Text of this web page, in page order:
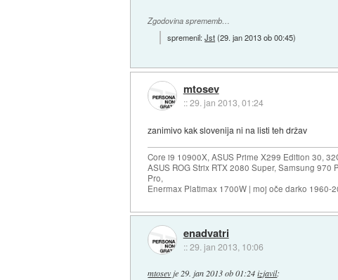
Zgodovina sprememb…
spremenil:Jst(29. jan 2013 ob 00:45)
mtosev
::29. jan 2013, 01:24
zanimivo kak slovenija ni na listi teh držav
Core i9 10900X, ASUS Prime X299 Edition 30,
ASUS ROG Strix RTX 2080 Super, Samsung 970
Pro,
Enermax Platimax 1700W | moj oče darko 1960-
enadvatri
::29. jan 2013, 10:06
mtosevje29. jan 2013 ob 01:24 izjavil: